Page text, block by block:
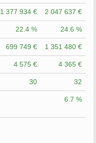
1 377 934 € 2 047 637 €
22.4 % 24.6 %
699 749 € 1 351 480 €
4 575 € 4 365 €
30 32
6.7 %